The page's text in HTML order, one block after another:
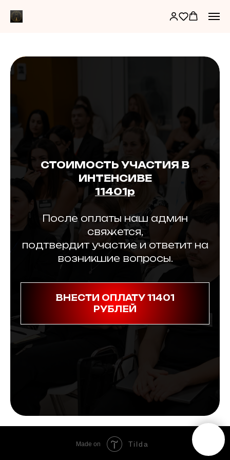
СТОИМОСТЬ УЧАСТИЯ В
ИНТЕНСИВЕ
11401р
После оплаты наш админ
свяжется,
подтвердит участие и ответит на
возникшие вопросы.
ВНЕСТИ ОПЛАТУ 11401
РУБЛЕЙ
Made on Tilda